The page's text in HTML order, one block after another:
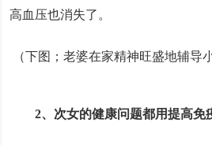
高血压也消失了。
（下图；老婆在家精神旺盛地辅导
2、次女的健康问题都用提高免